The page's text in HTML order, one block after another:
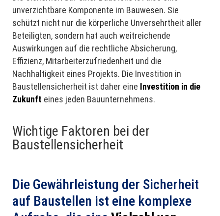
unverzichtbare Komponente im Bauwesen. Sie
schützt nicht nur die körperliche Unversehrtheit aller
Beteiligten, sondern hat auch weitreichende
Auswirkungen auf die rechtliche Absicherung,
Effizienz, Mitarbeiterzufriedenheit und die
Nachhaltigkeit eines Projekts. Die Investition in
Baustellensicherheit ist daher eine Investition in die
Zukunft eines jeden Bauunternehmens.
Wichtige Faktoren bei der
Baustellensicherheit
Die Gewährleistung der Sicherheit
auf Baustellen ist eine komplexe